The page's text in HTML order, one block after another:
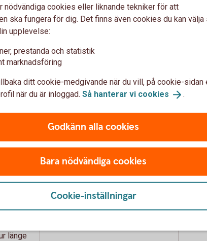
Förräntningen (SLR + 9 procent)
ska endast gälla den del av
överstiger 100 000 kr.
Uppräkningen (SLR + 3 procent) av
sparat utdelningsutrymme tas bort
helt.
kr) för
De två takbeloppen kvarstår.
länge
nödvändiga cookies eller liknande tekniker för att
ska fungera för dig. Det finns även cookies du kan välja
upplevelse:
prestanda och statistik
marknadsföring
ditt cookie-medgivande när du vill, på cookie-sidan
när du är inloggad. Så hanterar vi cookies .
Godkänn alla cookies
Bara nödvändiga cookies
Cookie-inställningar